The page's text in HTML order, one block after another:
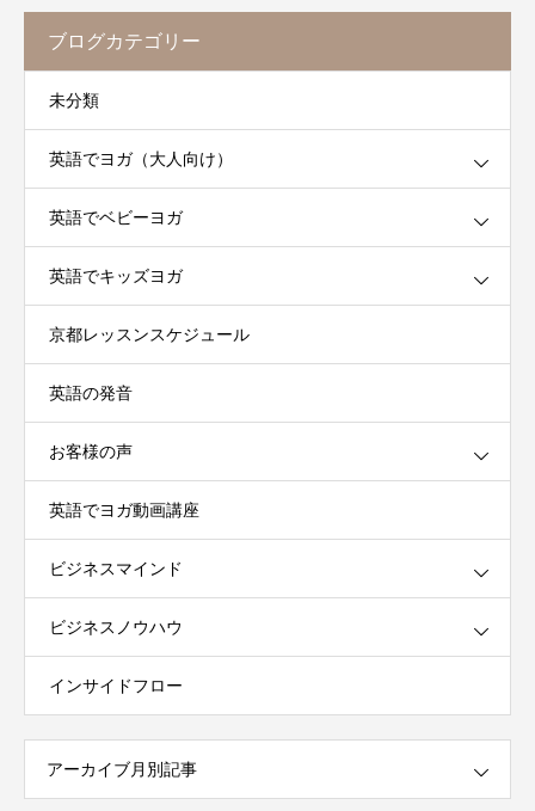
ブログカテゴリー
未分類
英語でヨガ（大人向け）
英語でベビーヨガ
英語でキッズヨガ
京都レッスンスケジュール
英語の発音
お客様の声
英語でヨガ動画講座
ビジネスマインド
ビジネスノウハウ
インサイドフロー
アーカイブ月別記事